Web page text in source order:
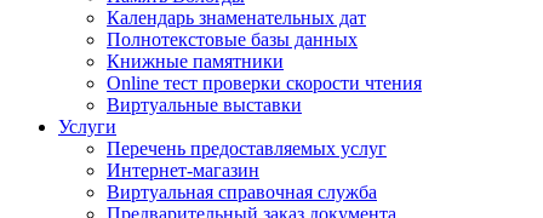
Календарь знаменательных дат
Полнотекстовые базы данных
Книжные памятники
Online тест проверки скорости чтения
Виртуальные выставки
Услуги
Перечень предоставляемых услуг
Интернет-магазин
Виртуальная справочная служба
Предварительный заказ документа